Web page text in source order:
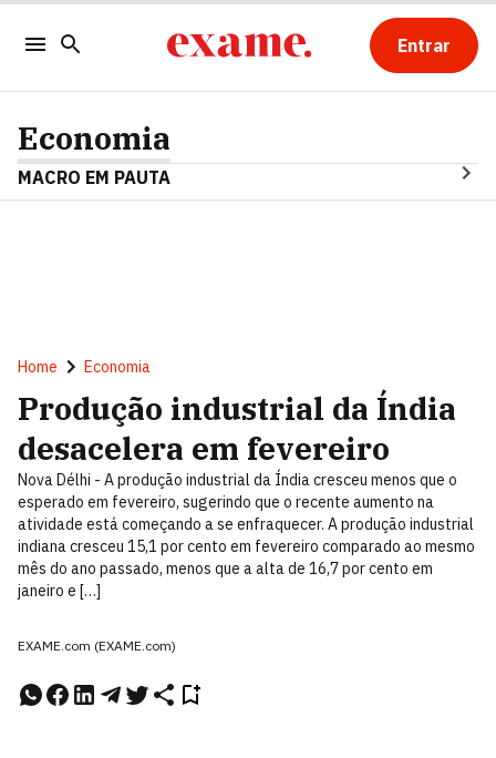
Entrar
Economia
MACRO EM PAUTA
Home Economia
Produção industrial da Índia
desacelera em fevereiro
Nova Délhi - A produção industrial da Índia cresceu menos que o
esperado em fevereiro, sugerindo que o recente aumento na
atividade está começando a se enfraquecer. A produção industrial
indiana cresceu 15,1 por cento em fevereiro comparado ao mesmo
mês do ano passado, menos que a alta de 16,7 por cento em
janeiro e […]
EXAME.com (EXAME.com)